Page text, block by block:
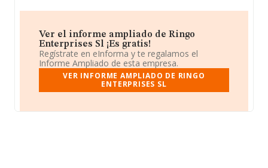
Ver el informe ampliado de Ringo
Enterprises Sl ¡Es gratis!
Regístrate en eInforma y te regalamos el
Informe Ampliado de esta empresa.
VER INFORME AMPLIADO DE RINGO
ENTERPRISES SL